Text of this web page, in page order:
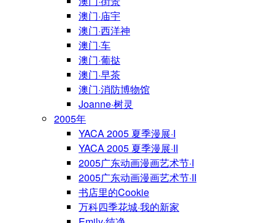
澳门·庙宇
澳门·西洋神
澳门·车
澳门·葡挞
澳门·早茶
澳门·消防博物馆
Joanne·树灵
2005年
YACA 2005 夏季漫展·I
YACA 2005 夏季漫展·II
2005广东动画漫画艺术节·I
2005广东动画漫画艺术节·II
书店里的Cookie
万科四季花城·我的新家